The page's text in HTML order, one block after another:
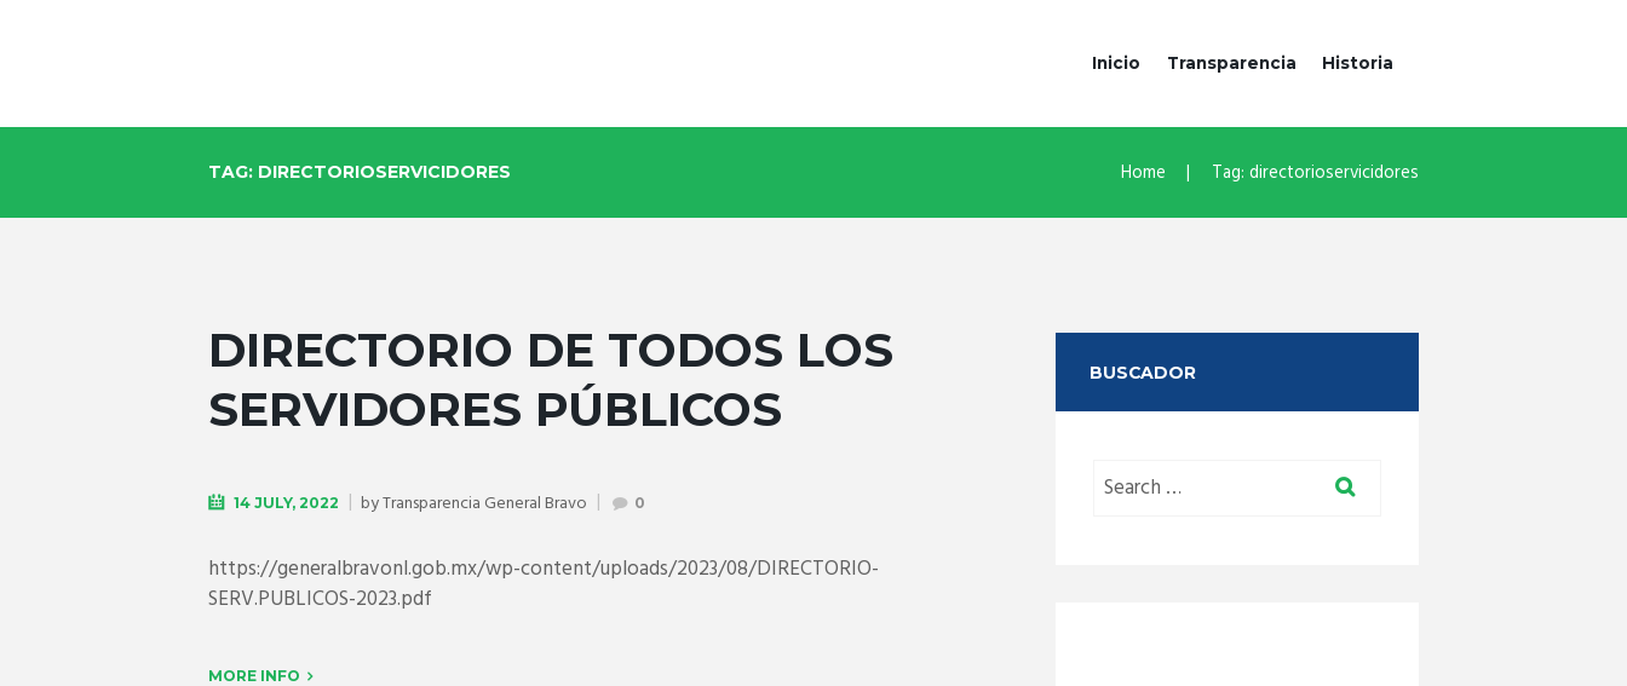
Inicio Transparencia Historia
TAG: DIRECTORIOSERVICIDORES Home Tag: directorioservicidores
DIRECTORIO DE TODOS LOS
SERVIDORES PÚBLICOS
14 JULY, 2022 byTransparencia General Bravo 0
https://generalbravonl.gob.mx/wp-content/uploads/2023/08/DIRECTORIO-
SERV.PUBLICOS-2023.pdf
MORE INFO
BUSCADOR